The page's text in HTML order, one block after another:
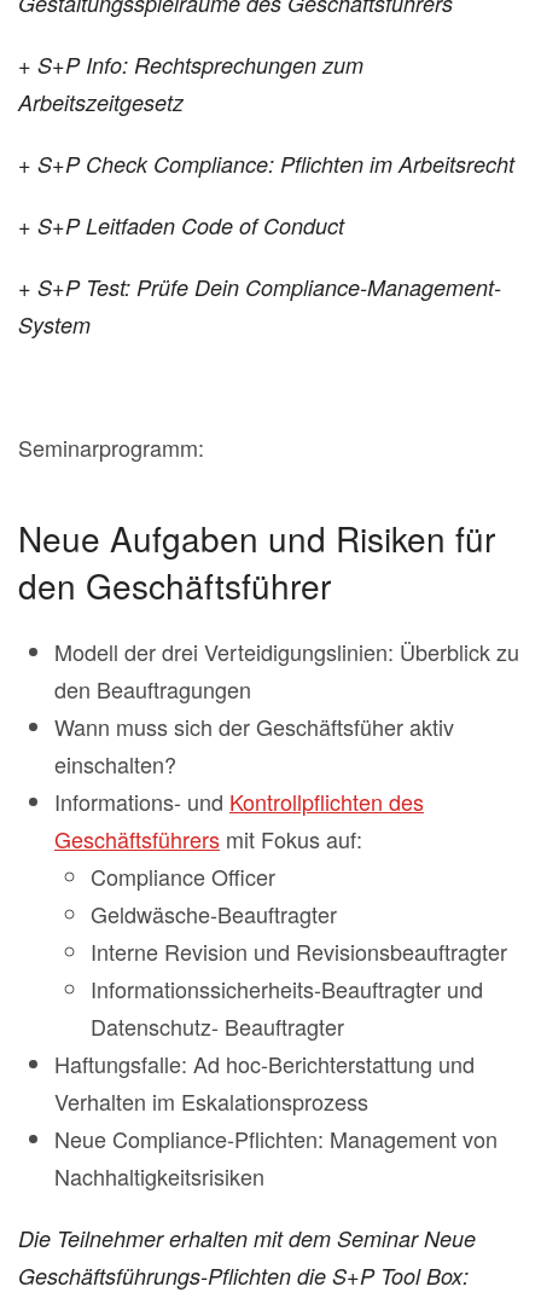
+ S+P Info: Rechtsprechungen zum
Arbeitszeitgesetz
+ S+P Check Compliance: Pflichten im Arbeitsrecht
+ S+P Leitfaden Code of Conduct
+ S+P Test: Prüfe Dein Compliance-Management-
System
Seminarprogramm:
Neue Aufgaben und Risiken für
den Geschäftsführer
Modell der drei Verteidigungslinien: Überblick zu
den Beauftragungen
Wann muss sich der Geschäftsfüher aktiv
einschalten?
Informations- und Kontrollpflichten des
Geschäftsführers mit Fokus auf:
Compliance Officer
Geldwäsche-Beauftragter
Interne Revision und Revisionsbeauftragter
Informationssicherheits-Beauftragter und
Datenschutz- Beauftragter
Haftungsfalle: Ad hoc-Berichterstattung und
Verhalten im Eskalationsprozess
Neue Compliance-Pflichten: Management von
Nachhaltigkeitsrisiken
Die Teilnehmer erhalten mit dem Seminar Neue
Geschäftsführungs-Pflichten die S+P Tool Box: